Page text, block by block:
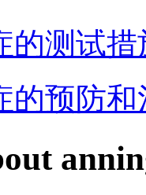
的测试
的预防